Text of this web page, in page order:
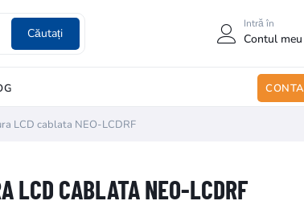
Căutați
Intră în
Contul meu
LCD cablata NEO-LCDRF
LCD CABLATA NEO-LCDRF